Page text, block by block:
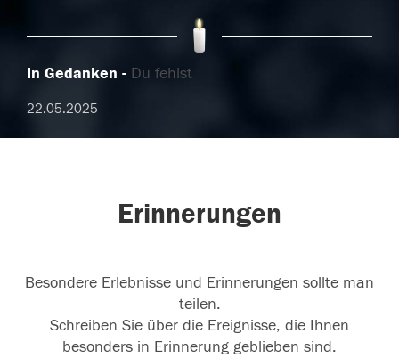
In Gedanken Du fehlst
22.05.2025
Erinnerungen
Besondere Erlebnisse und Erinnerungen sollte man
teilen.
Schreiben Sie über die Ereignisse, die Ihnen
besonders in Erinnerung geblieben sind.